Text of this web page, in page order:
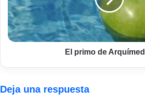
El primo de
Deja una respuesta